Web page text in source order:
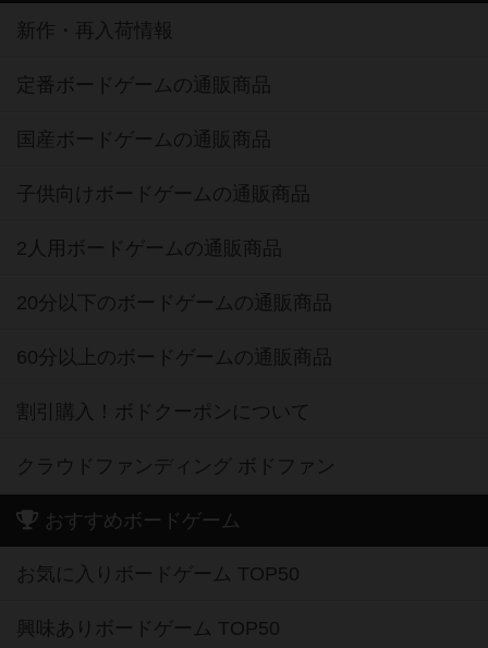
新作・再入荷情報
定番ボードゲームの通販商品
国産ボードゲームの通販商品
子供向けボードゲームの通販商品
2人用ボードゲームの通販商品
20分以下のボードゲームの通販商品
60分以上のボードゲームの通販商品
割引購入！ボドクーポンについて
クラウドファンディング ボドファン
おすすめボードゲーム
お気に入りボードゲーム TOP50
興味ありボードゲーム TOP50